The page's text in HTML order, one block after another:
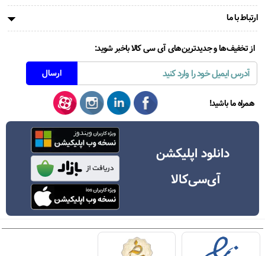
ارتباط با ما
از تخفیف‌ها و جدیدترین‌های آی سی کالا باخبر شوید:
همراه ما باشید!
دانلود اپلیکشن
آی‌سی‌کالا